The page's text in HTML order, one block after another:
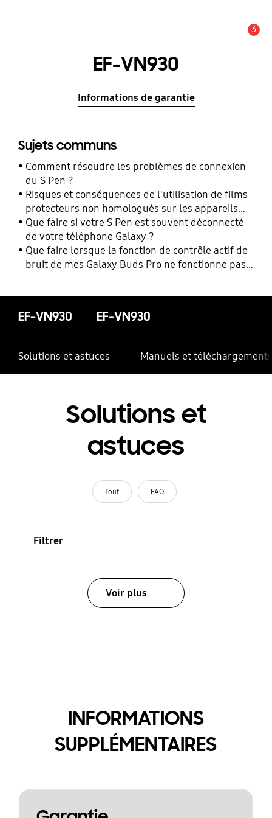
3
EF-VN930
Informations de garantie
Sujets communs
Comment résoudre les problèmes de connexion
du S Pen ?
Risques et conséquences de l'utilisation de films
protecteurs non homologués sur les appareils
mobiles Samsung Galaxy
Que faire si votre S Pen est souvent déconnecté
de votre téléphone Galaxy ?
Que faire lorsque la fonction de contrôle actif de
bruit de mes Galaxy Buds Pro ne fonctionne pas
EF-VN930 EF-VN930
Solutions et astuces Manuels et téléchargements
Solutions et
astuces
Tout FAQ
Filtrer
Voir plus
INFORMATIONS
SUPPLÉMENTAIRES